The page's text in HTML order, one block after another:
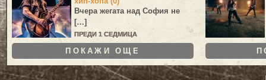
Вчера жегата над София не
[…]
ПРЕДИ 1 СЕДМИЦА
ПОКАЖИ ОЩЕ